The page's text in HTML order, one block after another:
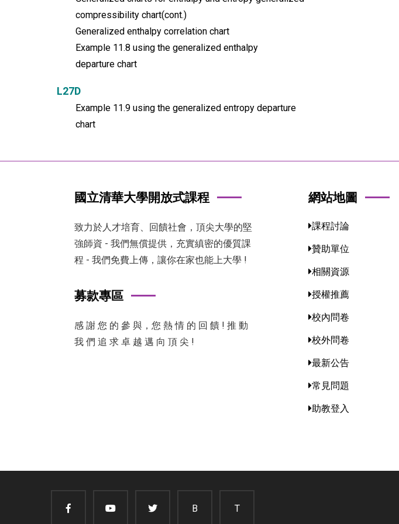
compressibility chart(cont.)
Generalized enthalpy correlation chart
Example 11.8 using the generalized enthalpy
departure chart
L27D
Example 11.9 using the generalized entropy departure
chart
國立清華大學開放式課程
致力於人才培育、回饋社會，頂尖大學的堅
強師資 - 我們無償提供，充實縝密的優質課
程 - 我們免費上傳，讓你在家也能上大學 !
募款專區
感 謝 您 的 參 與，您 熱 情 的 回 饋 ! 推 動
我 們 追 求 卓 越 邁 向 頂 尖 !
網站地圖
課程討論
贊助單位
相關資源
授權推薦
校內問卷
校外問卷
最新公告
常見問題
助教登入
B T